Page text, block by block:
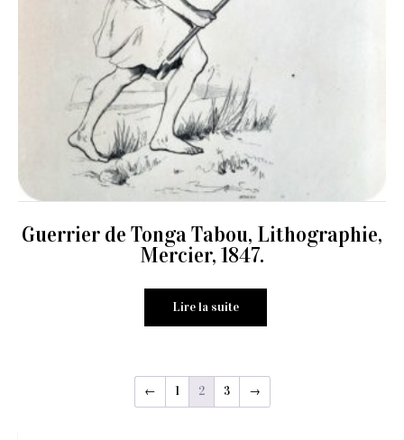
Guerrier de Tonga Tabou, Lithographie,
Mercier, 1847.
Lire la suite
← 1 2 3 →